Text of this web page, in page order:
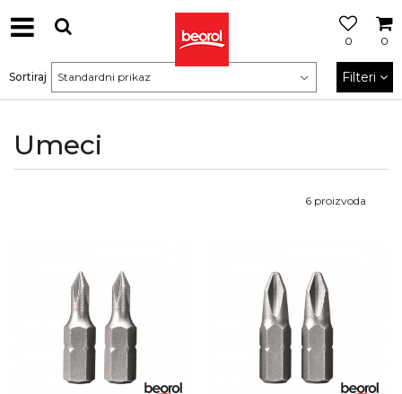
0
0
Umeci
Sortiraj Filteri
6 proizvoda